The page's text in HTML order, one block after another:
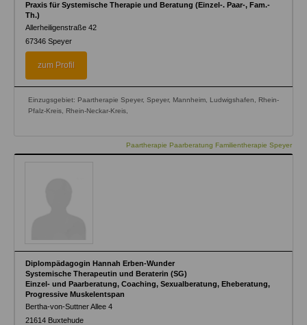
Praxis für Systemische Therapie und Beratung (Einzel-. Paar-, Fam.-
Th.)
Allerheiligenstraße 42
67346 Speyer
zum Profil
Einzugsgebiet: Paartherapie Speyer, Speyer, Mannheim, Ludwigshafen, Rhein-
Pfalz-Kreis, Rhein-Neckar-Kreis,
Paartherapie Paarberatung Familientherapie Speyer
Diplompädagogin Hannah Erben-Wunder
Systemische Therapeutin und Beraterin (SG)
Einzel- und Paarberatung, Coaching, Sexualberatung, Eheberatung,
Progressive Muskelentspan
Bertha-von-Suttner Allee 4
21614 Buxtehude